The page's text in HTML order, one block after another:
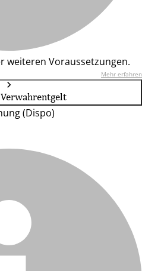
weiteren Voraussetzungen.
Mehr erfahren
(Dispo)